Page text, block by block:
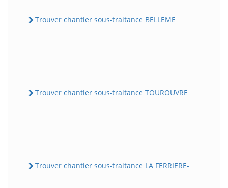
Trouver chantier sous-traitance BELLEME
Trouver chantier sous-traitance TOUROUVRE
Trouver chantier sous-traitance LA FERRIERE-